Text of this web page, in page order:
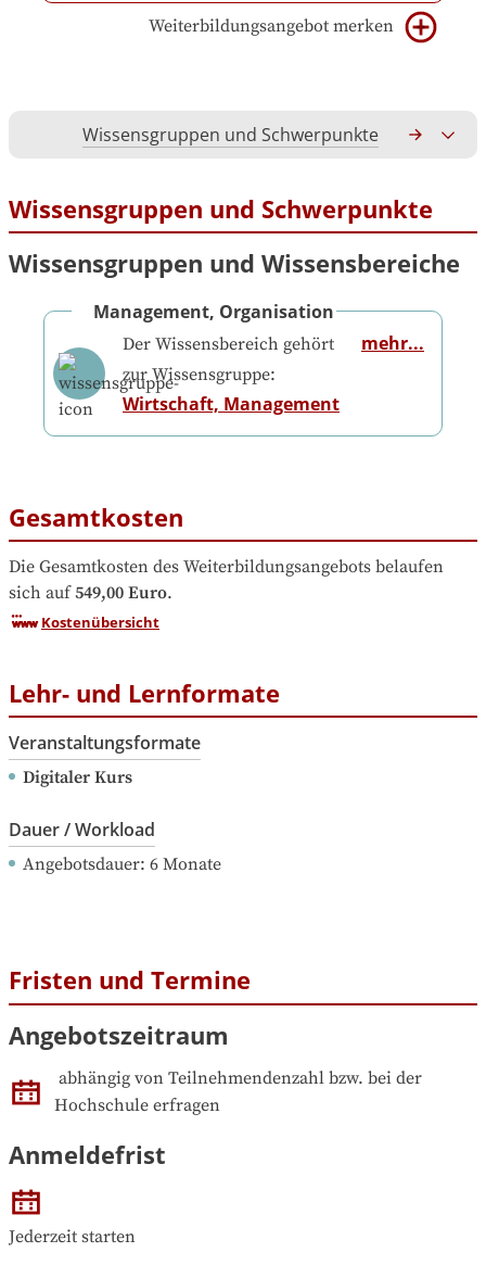
Weiterbildungsangebot merken
Wissensgruppen und Schwerpunkte
Wissensgruppen und Schwerpunkte
Wissensgruppen und Wissensbereiche
Management, Organisation
Der Wissensbereich gehört
zur Wissensgruppe:
Wirtschaft, Management
mehr...
Gesamtkosten
Die Gesamtkosten des Weiterbildungsangebots belaufen
sich auf 549,00 Euro.
Kostenübersicht
Lehr- und Lernformate
Veranstaltungsformate
Digitaler Kurs
Dauer / Workload
Angebotsdauer: 6 Monate
Fristen und Termine
Angebotszeitraum
abhängig von Teilnehmendenzahl bzw. bei der
Hochschule erfragen
Anmeldefrist
Jederzeit starten